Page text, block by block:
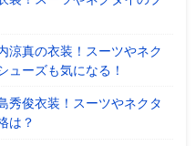
涼真の衣装！スーツやネク
ューズも気になる！
秀俊衣装！スーツやネクタ
は？